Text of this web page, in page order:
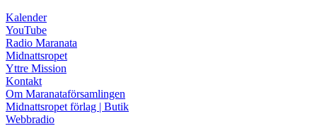
Kalender
YouTube
Radio Maranata
Midnattsropet
Yttre Mission
Kontakt
Om Maranataförsamlingen
Midnattsropet förlag | Butik
Webbradio